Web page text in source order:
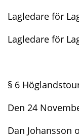
Lagledare för
Lagledare för
§ 6
Den 24
Dan Johansson